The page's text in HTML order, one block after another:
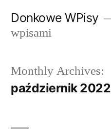
Donkowe WPisy
wpisami
Monthly Archives:
październik 2022